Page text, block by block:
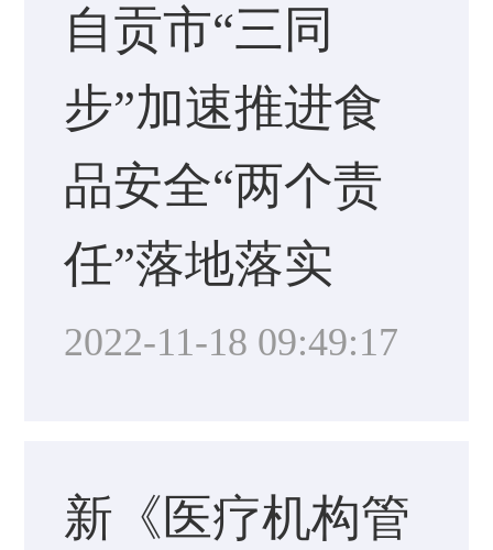
自贡市“三同
步”加速推进食
品安全“两个责
任”落地落实
2022-11-18 09:49:17
新《医疗机构管